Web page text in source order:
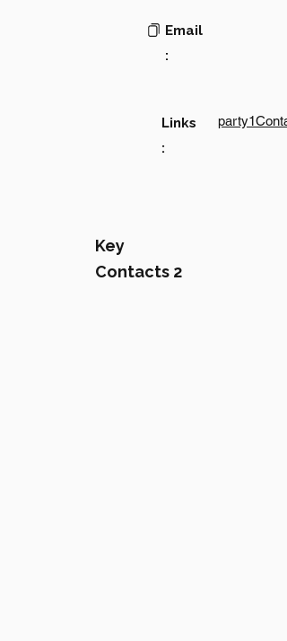
Email
:
Links
:
Key
Contacts 2